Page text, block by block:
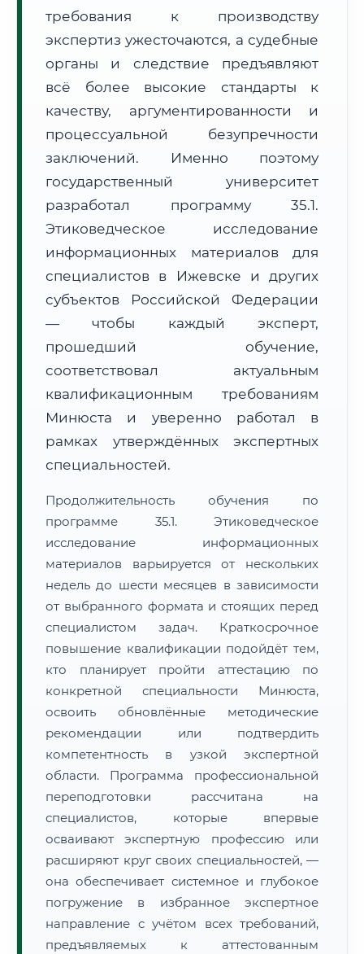
Формат учебы:
Дистанционно
🗺️ Зона обслуживания: г. Ижевск
Расчет логистики оригиналов:
• Маршрут транзита:
• Экспресс-доставка СДЭК / Почтой: 3–5 рабочих дней
📜 Документы и аккредитация ФИС ФРДО
Нажмите на документ для увеличения и просмотра
требования к производству
экспертиз ужесточаются, а судебные
органы и следствие предъявляют
всё более высокие стандарты к
качеству, аргументированности и
процессуальной безупречности
заключений. Именно поэтому
государственный университет
разработал программу 35.1.
Этиковедческое исследование
информационных материалов для
специалистов в Ижевске и других
субъектов Российской Федерации
— чтобы каждый эксперт,
прошедший обучение,
соответствовал актуальным
квалификационным требованиям
Минюста и уверенно работал в
рамках утверждённых экспертных
специальностей.
Продолжительность обучения по
программе 35.1. Этиковедческое
исследование информационных
материалов варьируется от нескольких
недель до шести месяцев в зависимости
от выбранного формата и стоящих перед
специалистом задач. Краткосрочное
повышение квалификации подойдёт тем,
кто планирует пройти аттестацию по
конкретной специальности Минюста,
освоить обновлённые методические
рекомендации или подтвердить
компетентность в узкой экспертной
области. Программа профессиональной
переподготовки рассчитана на
специалистов, которые впервые
осваивают экспертную профессию или
расширяют круг своих специальностей, —
она обеспечивает системное и глубокое
погружение в избранное экспертное
направление с учётом всех требований,
предъявляемых к аттестованным